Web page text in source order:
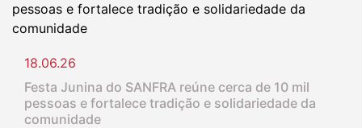
18.06.26
Festa Junina do SANFRA reúne cerca de 10 mil
pessoas e fortalece tradição e solidariedade da
comunidade